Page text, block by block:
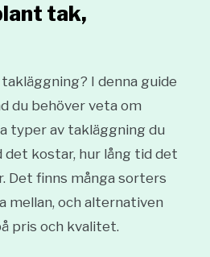
tak,
I denna guide
du behöver veta om
typer av takläggning du
det kostar, hur lång tid det
Det finns många sorters
mellan, och alternativen
pris och kvalitet.